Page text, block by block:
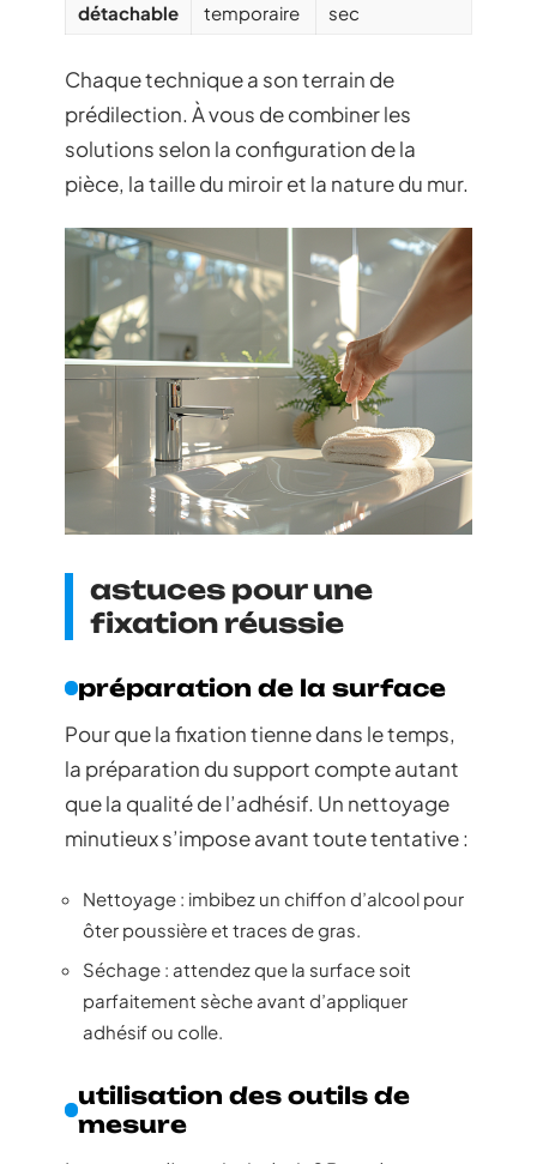
détachable
temporaire
sec
Chaque technique a son terrain de
prédilection. À vous de combiner les
solutions selon la configuration de la
pièce, la taille du miroir et la nature du mur.
astuces pour une
fixation réussie
préparation de la surface
Pour que la fixation tienne dans le temps,
la préparation du support compte autant
que la qualité de l’adhésif. Un nettoyage
minutieux s’impose avant toute tentative :
Nettoyage : imbibez un chiffon d’alcool pour
ôter poussière et traces de gras.
Séchage : attendez que la surface soit
parfaitement sèche avant d’appliquer
adhésif ou colle.
utilisation des outils de
mesure